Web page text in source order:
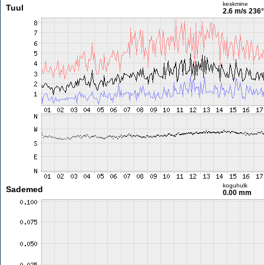
Tuul keskmine
2.6 m/s 236°
Sademed koguhulk
0.00 mm